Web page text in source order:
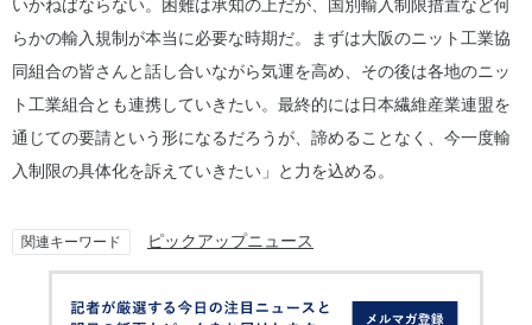
いかねばならない。困難は承知の上だが、国別輸入制限措置など何
らかの輸入規制が本当に必要な時期だ。まずは大阪のニット工業協
同組合の皆さんと話し合いながら気運を高め、その後は各地のニッ
ト工業組合とも連携していきたい。最終的には日本繊維産業連盟を
通じての要請という形になるだろうが、諦めることなく、今一度輸
入制限の具体化を訴えていきたい」と力を込める。
関連キーワード ピックアップニュース